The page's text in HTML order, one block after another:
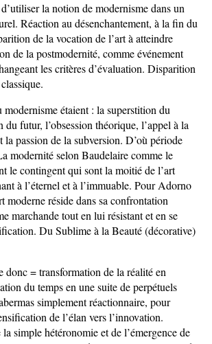
la notion de modernisme dans un
Réaction au désenchantement, à la fin du
de la vocation de l’art à atteindre
de la postmodernité, comme événement
les critères d’évaluation. Disparition
modernisme étaient : la superstition du
futur, l’obsession théorique, l’appel à la
la passion de la subversion. D’où période
modernité selon Baudelaire comme le
le contingent qui sont la moitié de l’art
à l’éternel et à l’immuable. Pour Adorno
moderne réside dans sa confrontation
marchande tout en lui résistant et en se
Du Sublime à la Beauté (décorative)
donc = transformation de la réalité en
du temps en une suite de perpétuels
simplement réactionnaire, pour
de l’élan vers l’innovation.
simple hétéronomie et de l’émergence de